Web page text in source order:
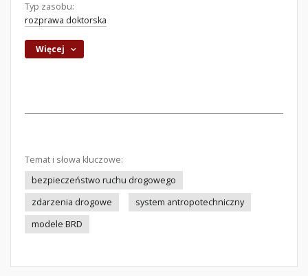
Typ zasobu:
rozprawa doktorska
Więcej
Temat i słowa kluczowe:
bezpieczeństwo ruchu drogowego
zdarzenia drogowe
system antropotechniczny
modele BRD